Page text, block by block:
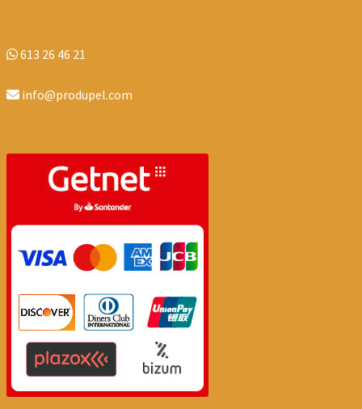
613 26 46 21
info@produpel.com